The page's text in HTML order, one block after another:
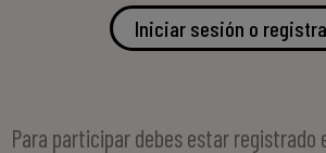
Iniciar sesión o
Para participar debes estar registrado